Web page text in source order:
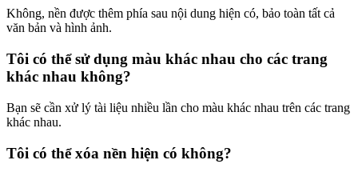
Không, nền được thêm phía sau nội dung hiện có, bảo toàn tất cả
văn bản và hình ảnh.
Tôi có thể sử dụng màu khác nhau cho các trang
khác nhau không?
Bạn sẽ cần xử lý tài liệu nhiều lần cho màu khác nhau trên các trang
khác nhau.
Tôi có thể xóa nền hiện có không?